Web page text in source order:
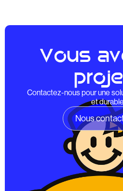
Vous
Contactez-nous pour une
et
Nous